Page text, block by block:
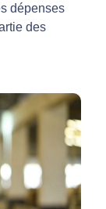
dépenses
des